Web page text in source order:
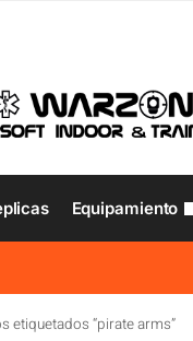
Equipamiento
etiquetados “pirate arms”